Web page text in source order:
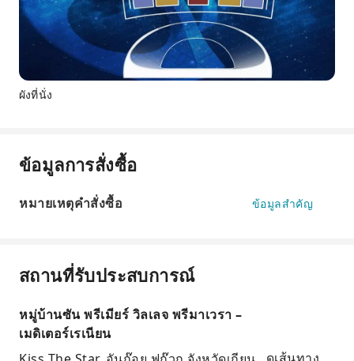
ผังที่นั่ง
ข้อมูลการสั่งซื้อ
หมายเหตุคำสั่งซื้อ ข้อมูลสำคัญ
สถานที่รับประสบการณ์
หมู่บ้านซัน พรีเมียร์ วิลเลจ พรีมาเวรา –
เมดิเตอร์เรเนียน